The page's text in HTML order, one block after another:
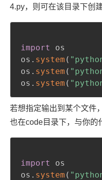
4.py，则可在该目录下创
import
os
os . system (
os . system (
os . system (
若想指定输出到某个文件
也在code目录下，与你的
import
os
os . system (